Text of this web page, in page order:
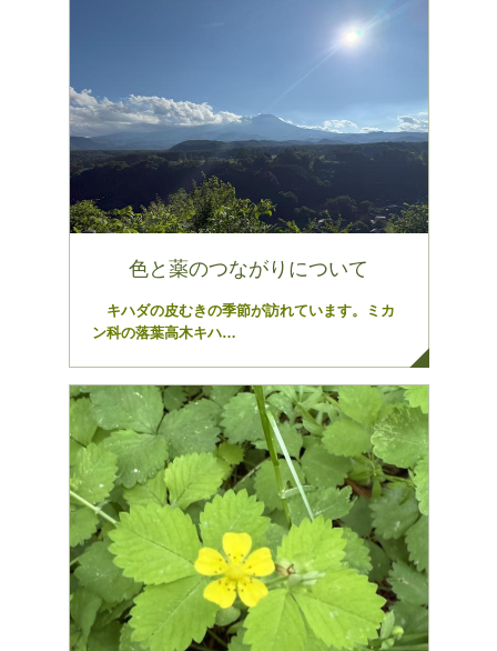
色と薬のつながりについて
キハダの皮むきの季節が訪れています。ミカ
ン科の落葉高木キハ…